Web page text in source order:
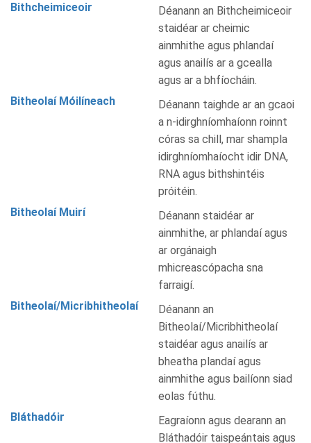
Bithcheimiceoir
Déanann an Bithcheimiceoir
staidéar ar cheimic
ainmhithe agus phlandaí
agus anailís ar a gcealla
agus ar a bhfíocháin.
Bitheolaí Móilíneach
Déanann taighde ar an gcaoi
a n-idirghníomhaíonn roinnt
córas sa chill, mar shampla
idirghníomhaíocht idir DNA,
RNA agus bithshintéis
próitéin.
Bitheolaí Muirí
Déanann staidéar ar
ainmhithe, ar phlandaí agus
ar orgánaigh
mhicreascópacha sna
farraigí.
Bitheolaí/Micribhitheolaí
Déanann an
Bitheolaí/Micribhitheolaí
staidéar agus anailís ar
bheatha plandaí agus
ainmhithe agus bailíonn siad
eolas fúthu.
Bláthadóir
Eagraíonn agus dearann an
Bláthadóir taispeántais agus